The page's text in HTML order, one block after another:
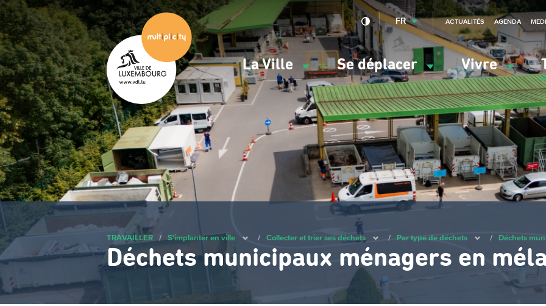
Passer
au
contenu
principal
Navigation
principale
La Ville Se déplacer Vivre
FR ACTUALITÉS AGENDA
TRAVAILLER / S'implanter en ville / Collecter et trier ses déchets / Par type de déchets / Déchets
Déchets municipaux ménagers en